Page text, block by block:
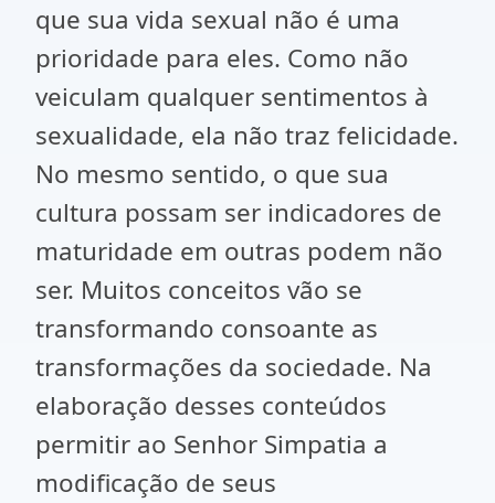
que sua vida sexual não é uma
prioridade para eles. Como não
veiculam qualquer sentimentos à
sexualidade, ela não traz felicidade.
No mesmo sentido, o que sua
cultura possam ser indicadores de
maturidade em outras podem não
ser. Muitos conceitos vão se
transformando consoante as
transformações da sociedade. Na
elaboração desses conteúdos
permitir ao Senhor Simpatia a
modificação de seus